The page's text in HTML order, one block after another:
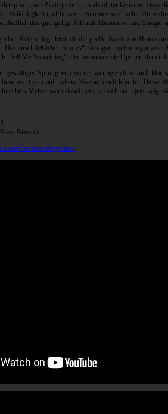
auf Platte jedoch ein absoluter Gewinn:
Beiläufigkeit und heiseren Screams wechseln. Die
das quengelige Riff mit Alternative und Sludge
Ketten liegt letztlich die große Kraft von
Das anschließliche „Shores“ ist sogar noch um gut
„Tell Me Something“, der monumentale Opener, der
gewaltiger Sprung von vorne, wenngleich schnell
sich auf hohem Niveau, doch könnte „Those
echtes Meisterwerk dabei heraus, doch auch jetzt zeigt
Records
homecomingmusic